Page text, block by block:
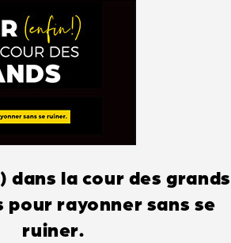
la cour des grands
pour rayonner sans se
ruiner.